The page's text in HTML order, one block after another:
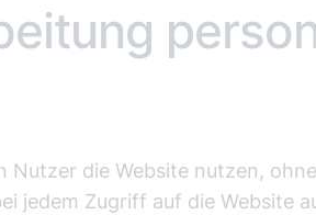
Nutzer die Website nutzen,
jedem Zugriff auf die Website